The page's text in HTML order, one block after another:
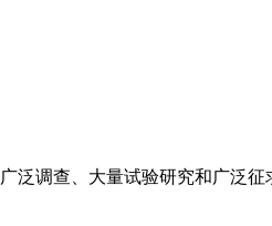
泛调查、大量试验研究和广泛征